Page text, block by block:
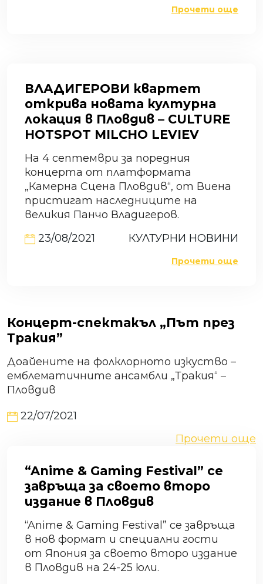
Прочети още
ВЛАДИГЕРОВИ квартет
открива новата културна
локация в Пловдив – CULTURE
HOTSPOT MILCHO LEVIEV
На 4 септември за поредния
концерта от платформата
„Камерна Сцена Пловдив“, от Виена
пристигат наследниците на
великия Панчо Владигеров.
23/08/2021
КУЛТУРНИ НОВИНИ
Прочети още
Концерт-спектакъл „Път през
Тракия”
Доайените на фолклорното изкуство –
емблематичните ансамбли „Тракия“ –
Пловдив
22/07/2021
Прочети още
“Anime & Gaming Festival” се
завръща за своето второ
издание в Пловдив
“Anime & Gaming Festival” се завръща
в нов формат и специални гости
от Япония за своето второ издание
в Пловдив на 24-25 юли.